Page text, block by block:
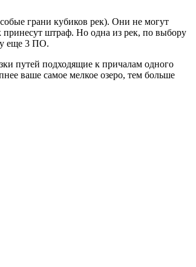
грани кубиков рек). Они не могут
штраф. Но одна из рек, по выбору
еще 3 ПО.
путей подходящие к причалам одного
ваше самое мелкое озеро, тем больше